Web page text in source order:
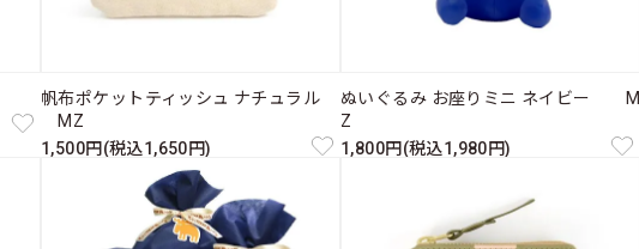
帆布ポケットティッシュ ナチュラル
MZ
1,500円(税込1,650円)
ぬいぐるみ お座りミニ ネイビー M
Z
1,800円(税込1,980円)